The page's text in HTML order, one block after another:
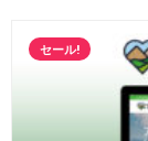
セール!